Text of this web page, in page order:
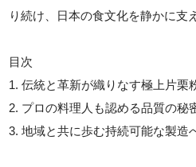
り続け、日本の食文化を静かに支
目次
1. 伝統と革新が織りなす極上片栗
2. プロの料理人も認める品質の秘
3. 地域と共に歩む持続可能な製造